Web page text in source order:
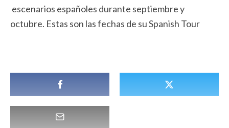
escenarios españoles durante septiembre y
octubre. Estas son las fechas de su Spanish Tour